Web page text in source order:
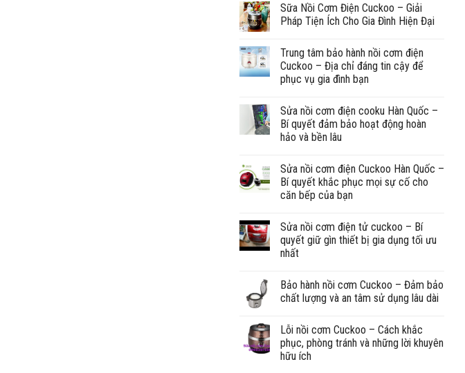
Sữa Nồi Cơm Điện Cuckoo – Giải
Pháp Tiện Ích Cho Gia Đình Hiện Đại
Trung tâm bảo hành nồi cơm điện
Cuckoo – Địa chỉ đáng tin cậy để
phục vụ gia đình bạn
Sửa nồi cơm điện cooku Hàn Quốc –
Bí quyết đảm bảo hoạt động hoàn
hảo và bền lâu
Sửa nồi cơm điện Cuckoo Hàn Quốc –
Bí quyết khắc phục mọi sự cố cho
căn bếp của bạn
Sửa nồi cơm điện tử cuckoo – Bí
quyết giữ gìn thiết bị gia dụng tối ưu
nhất
Bảo hành nồi cơm Cuckoo – Đảm bảo
chất lượng và an tâm sử dụng lâu dài
Lỗi nồi cơm Cuckoo – Cách khắc
phục, phòng tránh và những lời khuyên
hữu ích